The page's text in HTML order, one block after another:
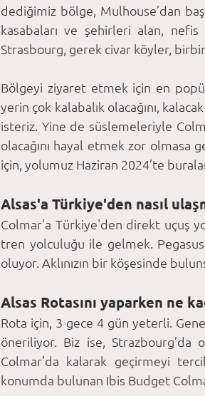
dediğimiz bölge, Mulhouse’dan
kasabaları ve şehirleri alan,
Strasbourg, gerek civar köyler,
Bölgeyi ziyaret etmek için en
yerin çok kalabalık olacağını,
isteriz. Yine de süslemeleriyle
olacağını hayal etmek zor olmasa
için, yolumuz Haziran 2024’te
Alsas'a Türkiye'den nasıl
Colmar'a Türkiye'den direkt uçuş
tren yolculuğu ile gelmek.
oluyor. Aklınızın bir köşesinde
Alsas Rotasını yaparken ne
Rota için, 3 gece 4 gün yeterli.
öneriliyor. Biz ise,
Colmar’da kalarak geçirmeyi
konumda bulunan Ibis Budget